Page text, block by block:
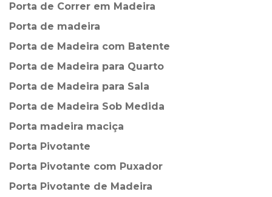
Porta de Correr em Madeira
Porta de madeira
Porta de Madeira com Batente
Porta de Madeira para Quarto
Porta de Madeira para Sala
Porta de Madeira Sob Medida
Porta madeira maciça
Porta Pivotante
Porta Pivotante com Puxador
Porta Pivotante de Madeira